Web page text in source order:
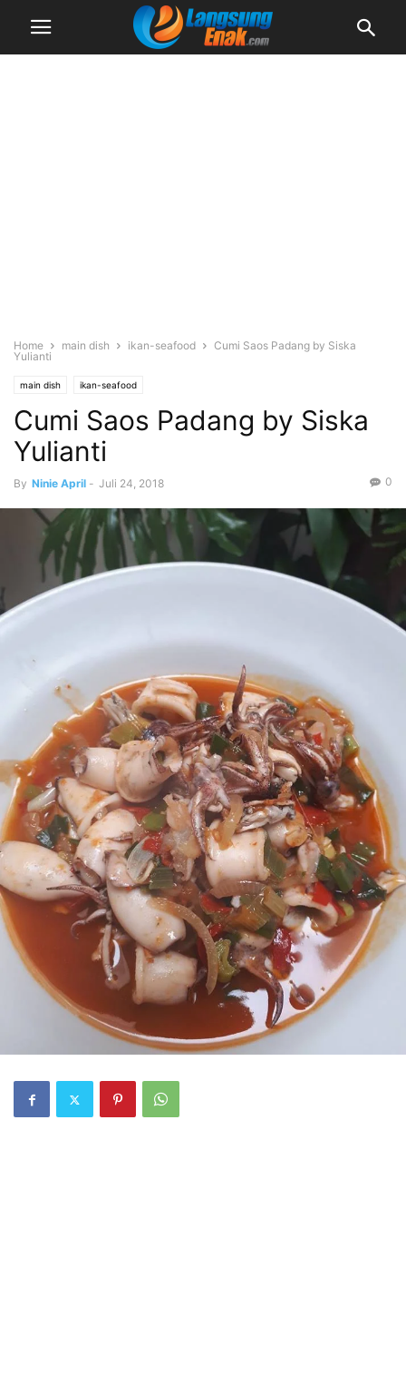
Home main dish ikan-seafood
Cumi Saos Padang by Siska
Yulianti
main dish ikan-seafood
Cumi Saos Padang by Siska
Yulianti
By Ninie April - Juli 24, 2018 0